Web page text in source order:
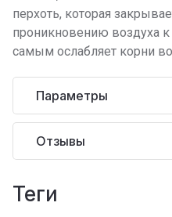
перхоть, которая
проникновению воздуха
самым ослабляет корни
Параметры
Отзывы
теги